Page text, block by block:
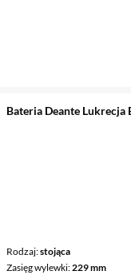
Bateria Deante
Rodzaj stojąca
Zasięg wylewki 229 mm